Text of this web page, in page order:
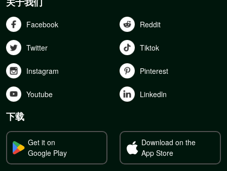
Facebook Reddit
Twitter Tiktok
Instagram Pinterest
Youtube Linkedln
下载
Get it on
Google Play
Download on the
App Store